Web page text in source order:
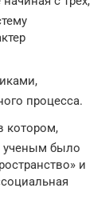
процесса.
котором,
ученым было
и